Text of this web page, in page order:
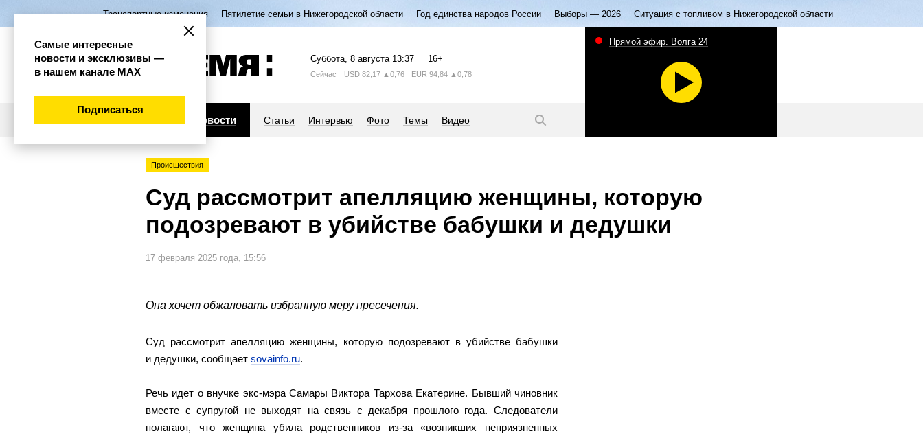
Транспортные изменения Пятилетие семьи в Нижегородской области Год единства народов России Выборы — 2026 Ситуация с топливом в Нижегородской области
Суббота, 8 августа 13:37 16+
Сейчас USD 82,17 ▲0,76 EUR 94,84 ▲0,78
Новости Статьи Интервью Фото Темы Видео
Прямой эфир. Волга 24
Происшествия
Суд рассмотрит апелляцию женщины, которую
подозревают в убийстве бабушки и дедушки
17 февраля 2025 года, 15:56
Она хочет обжаловать избранную меру пресечения.
Суд рассмотрит апелляцию женщины, которую подозревают в убийстве бабушки
и дедушки, сообщает sovainfo.ru.
Речь идет о внучке экс-мэра Самары Виктора Тархова Екатерине. Бывший чиновник
вместе с супругой не выходят на связь с декабря прошлого года. Следователи
полагают, что женщина убила родственников из-за «возникших неприязненных
Самые интересные
новости и эксклюзивы —
в нашем канале МАХ
Подписаться